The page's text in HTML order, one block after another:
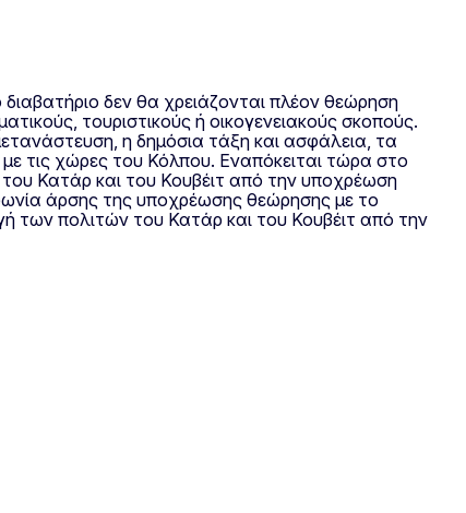
δεν θα χρειάζονται πλέον θεώρηση
τουριστικούς ή οικογενειακούς σκοπούς.
η δημόσια τάξη και ασφάλεια, τα
τις χώρες του Κόλπου. Εναπόκειται τώρα στο
Κατάρ και του Κουβέιτ από την υποχρέωση
άρσης της υποχρέωσης θεώρησης με το
των πολιτών του Κατάρ και του Κουβέιτ από την